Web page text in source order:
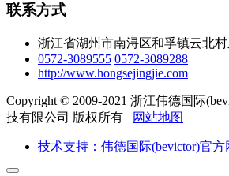
联系方式
浙江省湖州市南浔区和孚镇云北
0572-3089555 0572-3089288
http://www.hongsejingjie.com
Copyright © 2009-2021 浙江伟德国际
技有限公司 版权所有
网站地图
技术支持：伟德国际(bevictor)官